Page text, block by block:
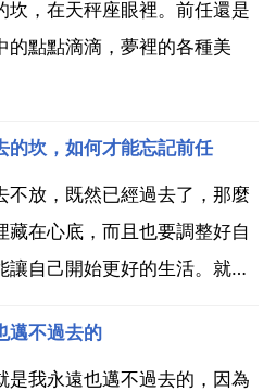
坎，在天秤座眼裡。前任還是
的點點滴滴，夢裡的各種美
的坎，如何才能忘記前任
不放，既然已經過去了，那麼
藏在心底，而且也要調整好自
自己開始更好的生活。就是
祝福，即使他有了新歡，自
記前任可以讓自己的生活變得
邁不過去的
是我永遠也邁不過去的，因為